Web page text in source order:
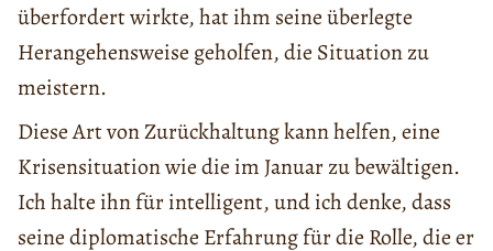
überfordert wirkte, hat ihm seine überlegte
Herangehensweise geholfen, die Situation zu
meistern.
Diese Art von Zurückhaltung kann helfen, eine
Krisensituation wie die im Januar zu bewältigen.
Ich halte ihn für intelligent, und ich denke, dass
seine diplomatische Erfahrung für die Rolle, die er